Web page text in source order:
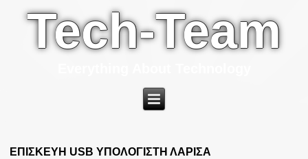
Tech-Team
ΕΠΙΣΚΕΥΗ USB ΥΠΟΛΟΓΙΣΤΗ ΛΑΡΙΣΑ